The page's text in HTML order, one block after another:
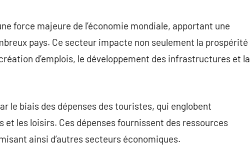
force majeure de l’économie mondiale, apportant une
pays. Ce secteur impacte non seulement la prospérité
d’emplois, le développement des infrastructures et la
le biais des dépenses des touristes, qui englobent
les loisirs. Ces dépenses fournissent des ressources
ainsi d’autres secteurs économiques.